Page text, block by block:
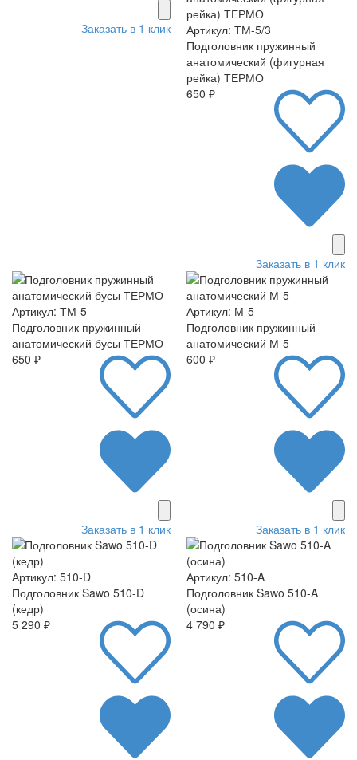
Заказать в 1 клик
Артикул: ТМ-5/3
Подголовник пружинный
анатомический (фигурная
рейка) ТЕРМО
650 ₽
Заказать в 1 клик
Артикул: ТМ-5
Подголовник пружинный
анатомический бусы ТЕРМО
650 ₽
Заказать в 1 клик
Артикул: М-5
Подголовник пружинный
анатомический М-5
600 ₽
Заказать в 1 клик
Артикул: 510-D
Подголовник Sawo 510-D
(кедр)
5 290 ₽
Артикул: 510-A
Подголовник Sawo 510-A
(осина)
4 790 ₽